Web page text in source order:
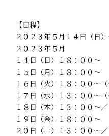
【日程】
２０２３年５月１４日（日
２０２３年５月
１４日（日）１８：００～
１５日（月）１８：００～
１６日（火）１８：００～（
１７日（水）１３：００～
１８日（木）１３：００～
１９日（金）１８：００～
２０日（土）１３：００～